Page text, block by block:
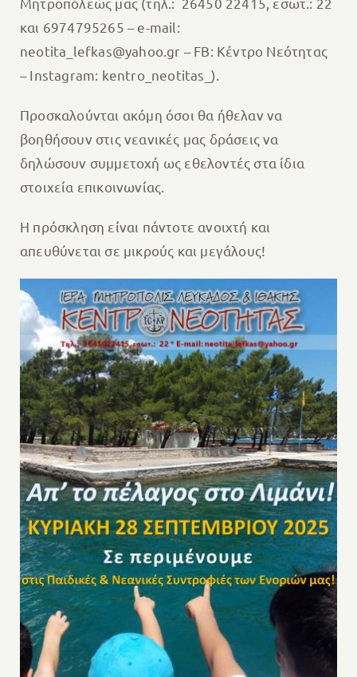
και 6974795265 – e-mail:
neotita_lefkas@yahoo.gr – FB: Κέντρο Νεότητας
– Instagram: kentro_neotitas_).
Προσκαλούνται ακόμη όσοι θα ήθελαν να
βοηθήσουν στις νεανικές μας δράσεις να
δηλώσουν συμμετοχή ως εθελοντές στα ίδια
στοιχεία επικοινωνίας.
Η πρόσκληση είναι πάντοτε ανοιχτή και
απευθύνεται σε μικρούς και μεγάλους!